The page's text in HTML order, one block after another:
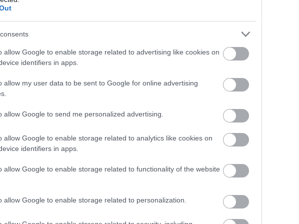
allow Google to enable storage related to advertising like cookies on
identifiers in apps.
allow my user data to be sent to Google for online advertising
allow Google to send me personalized advertising.
allow Google to enable storage related to analytics like cookies on
identifiers in apps.
allow Google to enable storage related to functionality of the website
allow Google to enable storage related to personalization.
Campbell, miközben az ausztráliai Hunter
készített, amikor elejtette iPhone-ját, amit aztán
megcsúszott, három métert zuhant, majd két
a helyszínre, a mentési folyamat már közel sem
több mint 7 órán át lógott a sziklák között,
Peter Watts elmondta, hogy Campbell a
volt, mivel még nem csináltak ilyet korábban.
sziklát kellett eltávolítania, hogy Campbell
arra az esetre, ha valamelyik szikla megrepedne